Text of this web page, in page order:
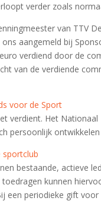
verder zoals
van TTV
ons aangemeld bij
verdiend door de
van de verdiende
voor de Sport
verdient. Het
persoonlijk
sportclub
bestaande, actieve
kunnen
een periodieke gift